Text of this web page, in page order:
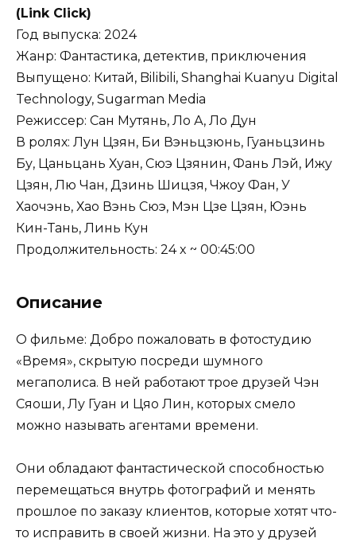
(Link Click)
Год выпуска: 2024
Жанр: Фантастика, детектив, приключения
Выпущено: Китай, Bilibili, Shanghai Kuanyu Digital
Technology, Sugarman Media
Режиссер: Сан Мутянь, Ло А, Ло Дун
В ролях: Лун Цзян, Би Вэньцзюнь, Гуаньцзинь
Бу, Цаньцань Хуан, Сюэ Цзянин, Фань Лэй, Ижу
Цзян, Лю Чан, Дзинь Шицзя, Чжоу Фан, У
Хаочэнь, Хао Вэнь Сюэ, Мэн Цзе Цзян, Юэнь
Кин-Тань, Линь Кун
Продолжительность: 24 x ~ 00:45:00
Описание
О фильме: Добро пожаловать в фотостудию
«Время», скрытую посреди шумного
мегаполиса. В ней работают трое друзей Чэн
Сяоши, Лу Гуан и Цяо Лин, которых смело
можно называть агентами времени.
Они обладают фантастической способностью
перемещаться внутрь фотографий и менять
прошлое по заказу клиентов, которые хотят что-
то исправить в своей жизни. На это у друзей